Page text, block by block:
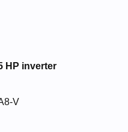
HP inverter
V